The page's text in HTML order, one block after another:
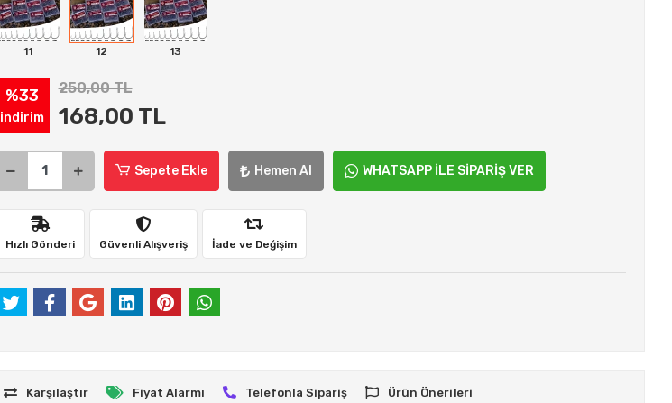
11 12 13
%33
indirim
250,00 TL
168,00 TL
Sepete Ekle Hemen Al WHATSAPP İLE SİPARİŞ VER
Hızlı Gönderi Güvenli Alışveriş İade ve Değişim
Karşılaştır Fiyat Alarmı Telefonla Sipariş Ürün Önerileri